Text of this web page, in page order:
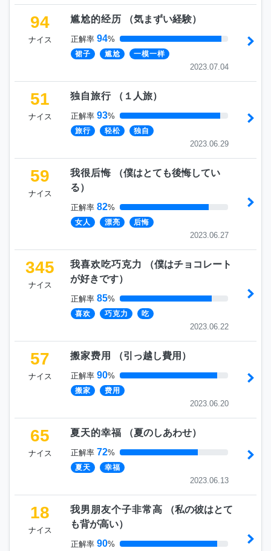
94
ナイス
尴尬的经历 （気まずい経験）
正解率 94%
裙子 尴尬 一模一样
2023.07.04
51
ナイス
独自旅行 （ １人旅）
正解率 93%
旅行 轻松 独自
2023.06.29
59
ナイス
我很后悔 （僕はとても後悔してい
る）
正解率 82%
女人 漂亮 后悔
2023.06.27
345
ナイス
我喜欢吃巧克力 （僕はチョコレート
が好きです）
正解率 85%
喜欢 巧克力 吃
2023.06.22
57
ナイス
搬家费用 （引っ越し費用 ）
正解率 90%
搬家 费用
2023.06.20
65
ナイス
夏天的幸福 （夏のしあわせ）
正解率 72%
夏天 幸福
2023.06.13
18
ナイス
我男朋友个子非常高 （私の彼はとて
も背が高い）
正解率 90%